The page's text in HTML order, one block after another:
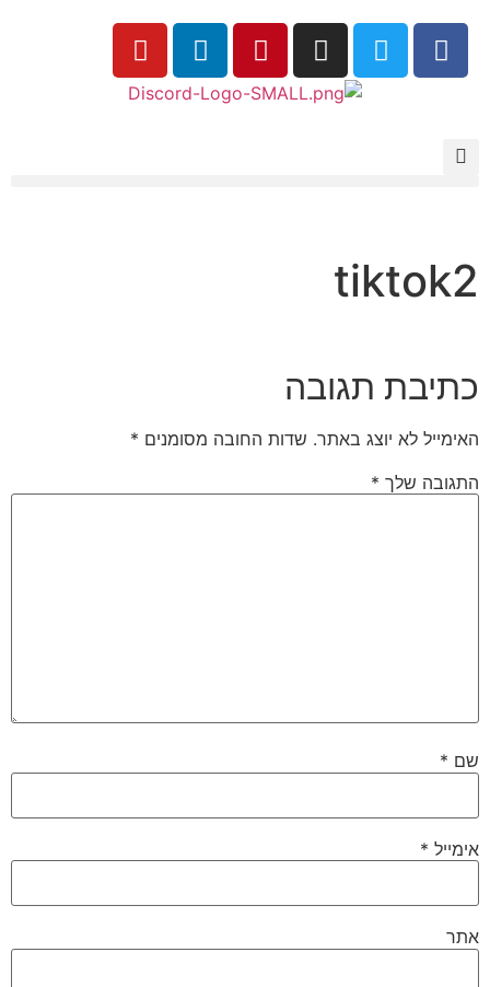
tiktok2
כתיבת תגובה
האימייל לא יוצג באתר. שדות החובה מסומנים *
התגובה שלך *
שם *
אימייל *
אתר